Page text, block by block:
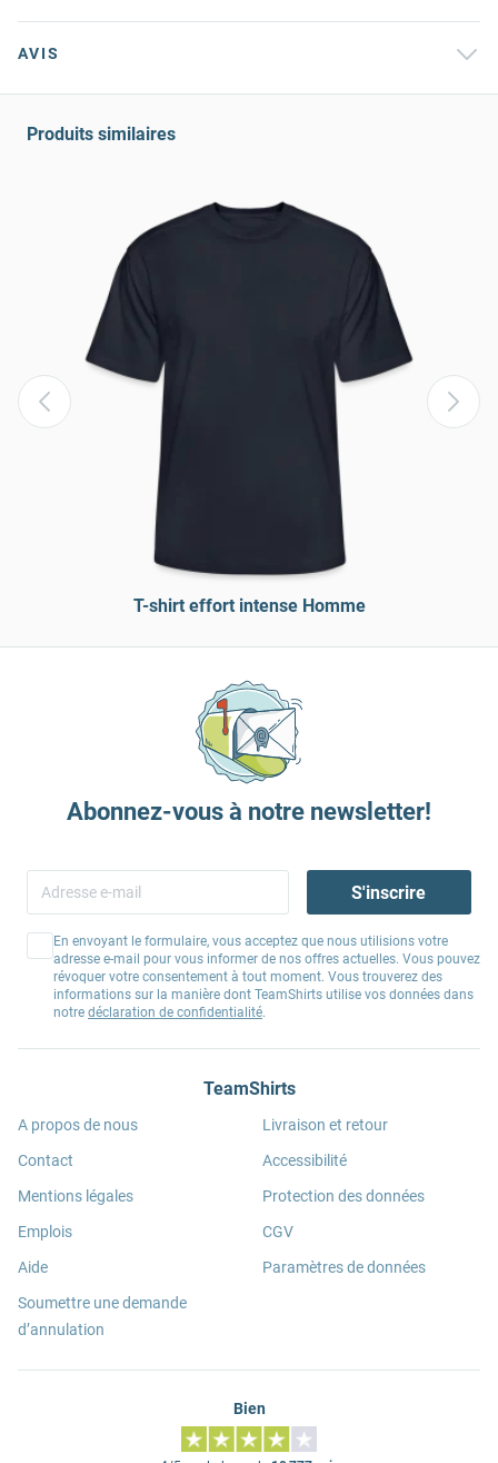
AVIS
Produits similaires
T-shirt effort intense Homme
Abonnez-vous à notre newsletter!
S'inscrire
En envoyant le formulaire, vous acceptez que nous utilisions votre
adresse e-mail pour vous informer de nos offres actuelles. Vous pouvez
révoquer votre consentement à tout moment. Vous trouverez des
informations sur la manière dont TeamShirts utilise vos données dans
notre déclaration de confidentialité.
TeamShirts
A propos de nous
Contact
Mentions légales
Emplois
Aide
Soumettre une demande
d’annulation
Livraison et retour
Accessibilité
Protection des données
CGV
Paramètres de données
Bien